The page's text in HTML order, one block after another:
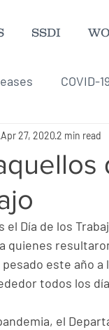
SSDI
COVID-
Apr 27, 20202 min read
el Día de los
quienes
este año a
todos los
el